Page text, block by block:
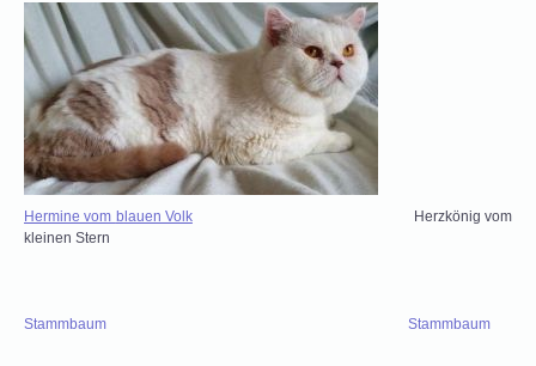
Hermine vom b lauen VolkHerzkönig vom
kleinen Stern
Stammbaum Stammbaum